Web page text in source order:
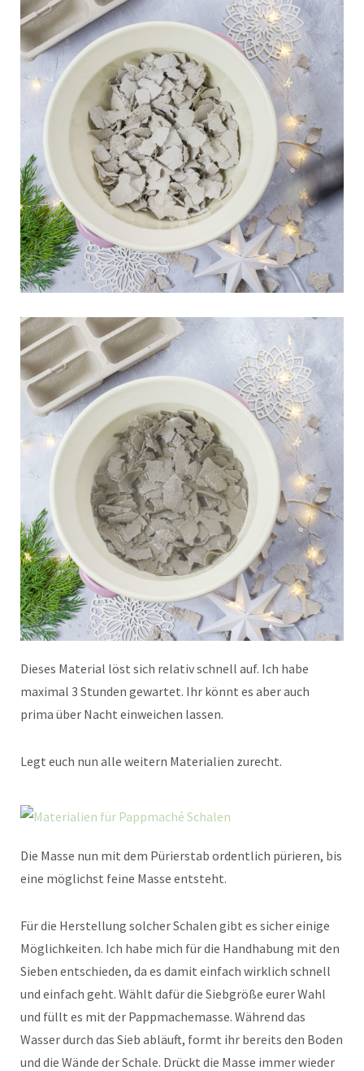
Dieses Material löst sich relativ schnell auf. Ich habe
maximal 3 Stunden gewartet. Ihr könnt es aber auch
prima über Nacht einweichen lassen.
Legt euch nun alle weitern Materialien zurecht.
Die Masse nun mit dem Pürierstab ordentlich pürieren, bis
eine möglichst feine Masse entsteht.
Für die Herstellung solcher Schalen gibt es sicher einige
Möglichkeiten. Ich habe mich für die Handhabung mit den
Sieben entschieden, da es damit einfach wirklich schnell
und einfach geht. Wählt dafür die Siebgröße eurer Wahl
und füllt es mit der Pappmachemasse. Während das
Wasser durch das Sieb abläuft, formt ihr bereits den Boden
und die Wände der Schale. Drückt die Masse immer wieder